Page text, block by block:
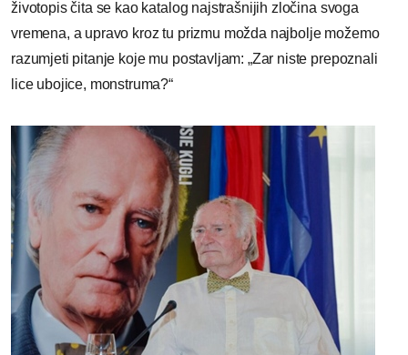
životopis čita se kao katalog najstrašnijih zločina svoga
vremena, a upravo kroz tu prizmu možda najbolje možemo
razumjeti pitanje koje mu postavljam: „Zar niste prepoznali
lice ubojice, monstruma?“